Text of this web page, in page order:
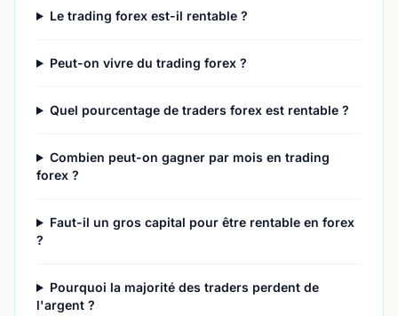
Le trading forex est-il rentable ?
Peut-on vivre du trading forex ?
Quel pourcentage de traders forex est rentable ?
Combien peut-on gagner par mois en trading
forex ?
Faut-il un gros capital pour être rentable en forex
?
Pourquoi la majorité des traders perdent de
l'argent ?